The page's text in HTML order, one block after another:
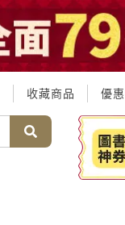
收藏商品 優